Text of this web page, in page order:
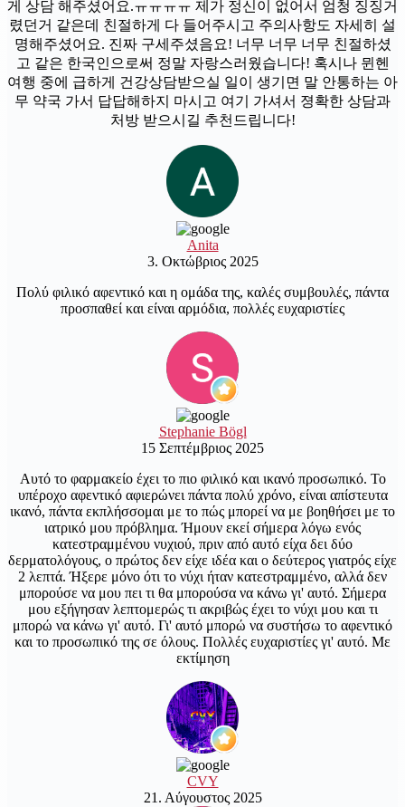
게 상담 해주셨어요.ㅠㅠㅠㅠ 제가 정신이 없어서 엄청 징징거
렸던거 같은데 친절하게 다 들어주시고 주의사항도 자세히 설
명해주셨어요. 진짜 구세주셨음요! 너무 너무 너무 친절하셨
고 같은 한국인으로써 정말 자랑스러웠습니다! 혹시나 뮌헨
여행 중에 급하게 건강상담받으실 일이 생기면 말 안통하는 아
무 약국 가서 답답해하지 마시고 여기 가셔서 졍확한 상담과
처방 받으시길 추천드립니다!
Anita
3. Οκτώβριος 2025
Πολύ φιλικό αφεντικό και η ομάδα της, καλές συμβουλές, πάντα
προσπαθεί και είναι αρμόδια, πολλές ευχαριστίες
Stephanie Bögl
15 Σεπτέμβριος 2025
Αυτό το φαρμακείο έχει το πιο φιλικό και ικανό προσωπικό. Το
υπέροχο αφεντικό αφιερώνει πάντα πολύ χρόνο, είναι απίστευτα
ικανό, πάντα εκπλήσσομαι με το πώς μπορεί να με βοηθήσει με το
ιατρικό μου πρόβλημα. Ήμουν εκεί σήμερα λόγω ενός
κατεστραμμένου νυχιού, πριν από αυτό είχα δει δύο
δερματολόγους, ο πρώτος δεν είχε ιδέα και ο δεύτερος γιατρός είχε
2 λεπτά. Ήξερε μόνο ότι το νύχι ήταν κατεστραμμένο, αλλά δεν
μπορούσε να μου πει τι θα μπορούσα να κάνω γι' αυτό. Σήμερα
μου εξήγησαν λεπτομερώς τι ακριβώς έχει το νύχι μου και τι
μπορώ να κάνω γι' αυτό. Γι' αυτό μπορώ να συστήσω το αφεντικό
και το προσωπικό της σε όλους. Πολλές ευχαριστίες γι' αυτό. Με
εκτίμηση
CVY
21. Αύγουστος 2025